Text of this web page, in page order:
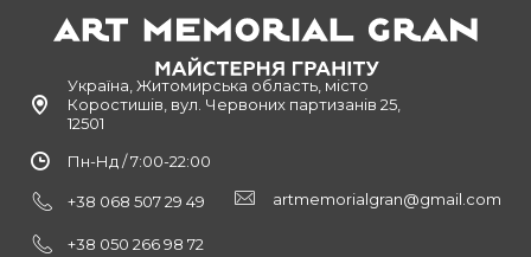
Україна, Житомирська область, місто
Коростишів, вул. Червоних партизанів 25,
12501
Пн-Нд / 7:00-22:00
+38 068 507 29 49
+38 050 266 98 72
artmemorialgran@gmail.com